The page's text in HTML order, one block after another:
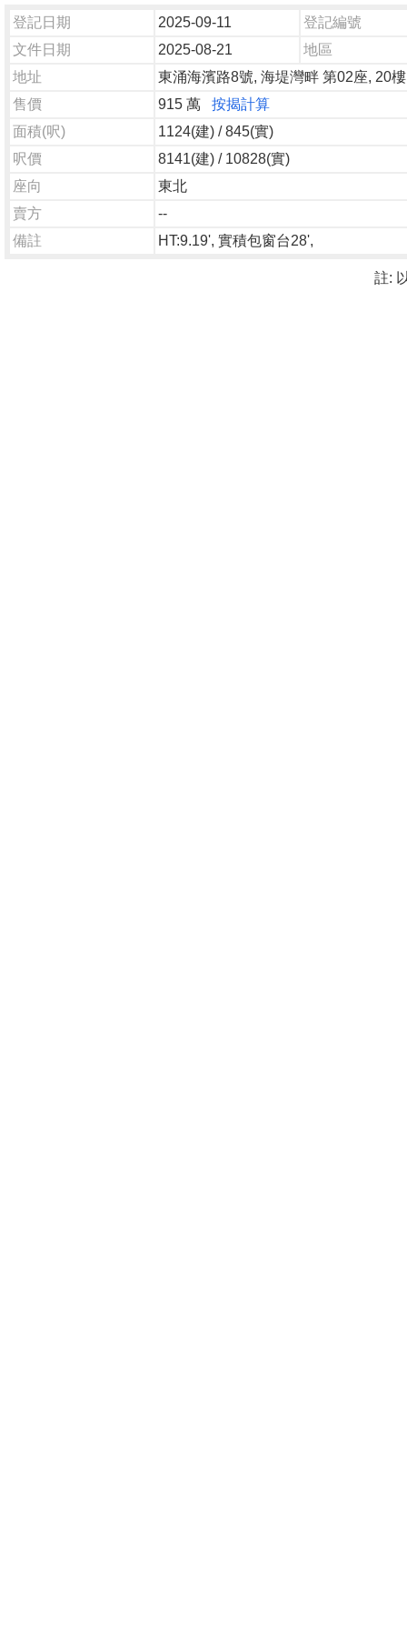
登記日期 2025-09-11
登記編號
文件日期
2025-08-21
地區
地址
東涌海濱路8號, 海堤灣畔 第02座, 20
售價
915 萬 按揭計算
面積(呎)
1124(建) / 845(實)
呎價
8141(建) / 10828(實)
座向
東北
賣方
--
備註
HT:9.19', 實積包窗台28',
註: